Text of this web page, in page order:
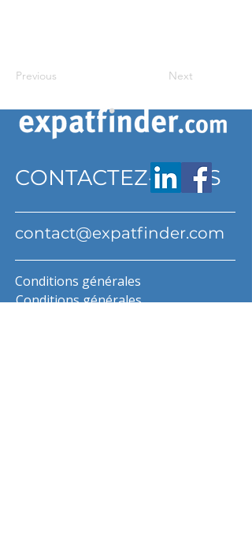
Previous Next
CONTACTEZ-NOUS
contact@expatfinder.com
Conditions générales
Conditions générales